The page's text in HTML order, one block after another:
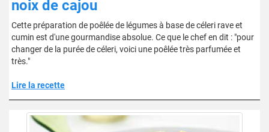
noix de cajou
Cette préparation de poêlée de légumes à base de céleri rave et
cumin est d'une gourmandise absolue. Ce que le chef en dit : "pour
changer de la purée de céleri, voici une poêlée très parfumée et
très."
Lire la recette